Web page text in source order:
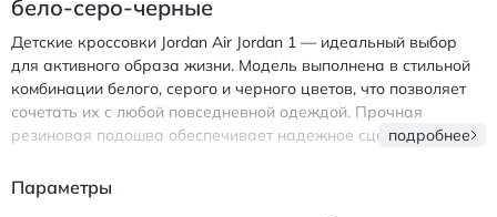
бело-серо-черные
Детские кроссовки Jordan Air Jordan 1 — идеальный выбор
для активного образа жизни. Модель выполнена в стильной
комбинации белого, серого и черного цветов, что позволяет
сочетать их с любой повседневной одеждой. Прочная
резиновая подошва обеспечивает надежное сцепление с
гарантируют долгий срок службы даже при интенсивной
подробнее
Параметры